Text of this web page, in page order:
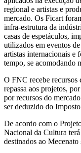
regional e artistas e
mercado. Os Ficart
infra-estrutura da
casas de espetáculos,
utilizados em eventos
artistas internacionais e
tempo, se acomodando
O FNC recebe recursos
repassa aos projetos,
por recursos do
ser deduzido do
De acordo com o
Nacional da Cultura
destinados ao